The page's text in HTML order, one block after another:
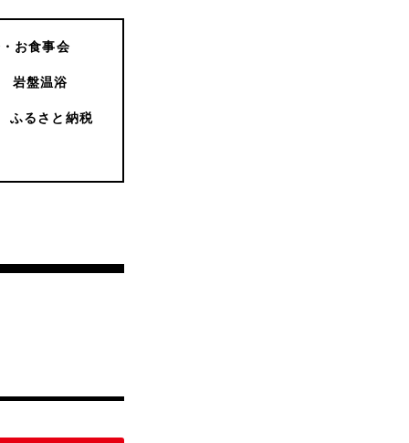
お食事会
岩盤温浴
ふるさと納税